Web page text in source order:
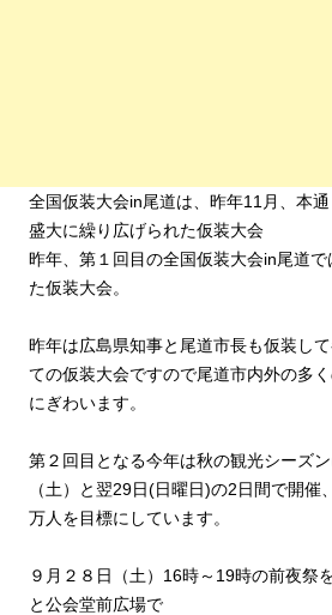
全国仮装大会in尾道は、昨年11月、本
盛大に繰り広げられた仮装大会
昨年、第１回目の全国仮装大会in尾道
た仮装大会。
昨年は広島県知事と尾道市長も仮装し
ての仮装大会ですので尾道市内外の多
にぎわいます。
第２回目となる今年は秋の観光シーズ
（土）と翌29日(日曜日)の2日間で開催
万人を目標にしています。
９月２８日（土）16時～19時の前夜祭
と公会堂前広場で